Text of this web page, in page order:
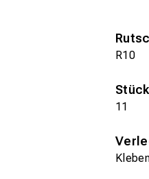
R10
11